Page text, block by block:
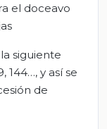
el doceavo
siguiente
144…, y así se
de